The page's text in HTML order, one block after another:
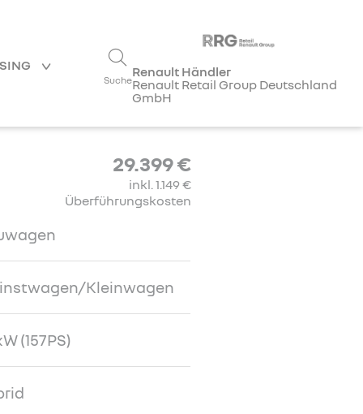
SucheRenault Händler
Renault Retail Group Deutschland
GmbH
29.399 €
inkl. 1.149 €
Überführungskosten
Kleinwagen
(157PS)